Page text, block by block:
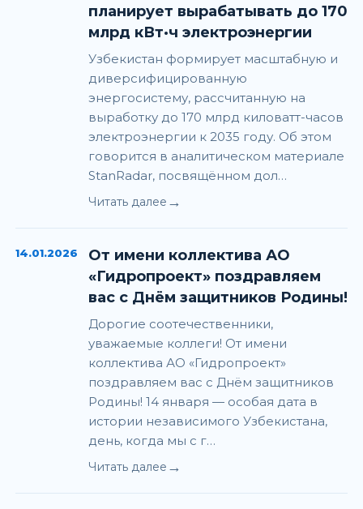
планирует вырабатывать до 170
млрд кВт·ч электроэнергии
Узбекистан формирует масштабную и
диверсифицированную
энергосистему, рассчитанную на
выработку до 170 млрд киловатт-часов
электроэнергии к 2035 году. Об этом
говорится в аналитическом материале
StanRadar, посвящённом дол…
Читать далее →
14.01.2026
От имени коллектива АО
«Гидропроект» поздравляем
вас с Днём защитников Родины!
Дорогие соотечественники,
уважаемые коллеги! От имени
коллектива АО «Гидропроект»
поздравляем вас с Днём защитников
Родины! 14 января — особая дата в
истории независимого Узбекистана,
день, когда мы с г…
Читать далее →